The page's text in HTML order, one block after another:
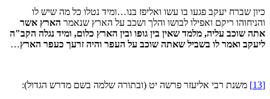
כיון שברח יעקב פגעו בו עשו ואליפז בנו…ומיד נטלו כל מה שיש לו
והניחוהו ריקם ואפילו לבושו והלך ושכב על הארץ שנאמר הארץ אשר
אתה שוכב עליה, מלמד שאין בין גופו ובין הארץ כלום, ומיד נגלה הקב"ה
ליעקב ואמר לו בשביל שאתה שוכב על העפר והיה זרעך כעפר הארץ…
[13]
משנת רבי אליעזר פרשה יט (ובתורה שלמה בשם מדרש הגדול):